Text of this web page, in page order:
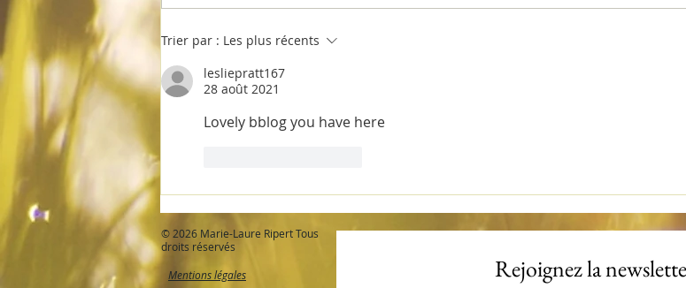
Trier par : Les plus récents
lesliepratt167
28 août 2021
Lovely bblog you have here
© 2026 Marie-Laure Ripert Tous
droits réservés
Mentions légales
Rejoignez la